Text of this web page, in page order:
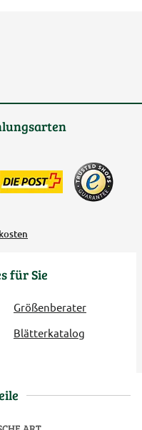
für Sie
Größenberater
Blätterkatalog